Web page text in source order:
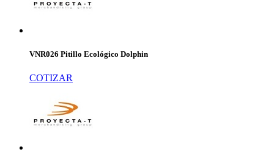
VNR026 Pitillo Ecológico Dolphin
COTIZAR